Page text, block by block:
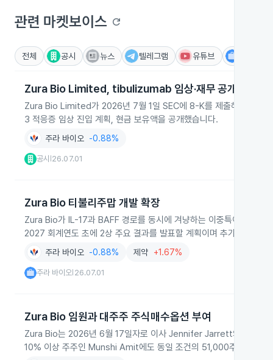
관련 마켓보이스 refresh
전체 공시 뉴스 텔레그램 유튜브
Zura Bio Limited, tibulizumab 임상·재무 공개
Zura Bio Limited가 2026년 7월 1일 SEC에 8-K를 제출해 주요 파
3 적응증 임상 진입 계획, 현금 보유액을 공개했습니다.
주라 바이오 -0.88%
공시 26.07.01
Zura Bio 티불리주맙 개발 확장
Zura Bio가 IL-17과 BAFF 경로를 동시에 겨냥하는 이중특이성 항체
2027 회계연도 초에 2상 주요 결과를 발표할 계획이며 추가 2상과 파
주라 바이오 -0.88% 제약 +1.67%
주라 바이오 26.07.01
Zura Bio 임원과 대주주 주식매수옵션 부여
Zura Bio는 2026년 6월 17일자로 이사 Jennifer Jarrett와 Steven
10% 이상 주주인 Munshi Amit에도 동일 조건의 51,000주 옵션이